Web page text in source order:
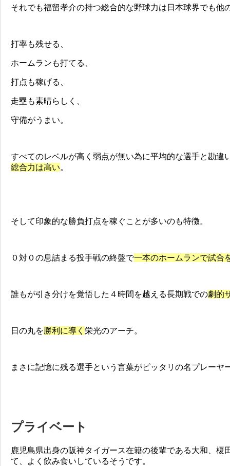
それでも福留孝介の持つ総合的な野球力は日本球界でも他
打率も残せる、
ホームランも打てる、
打点も稼げる、
走塁も素晴らしく、
守備がうまい。
すべてのレベルが高く弱点が無い為に平均的な選手と勘違
総合力は高い。
そして印象的な勝負打点を稼ぐことが多いのも特徴。
０対０の息詰まる投手戦の終盤で一本のホームランで試合
誰もが引き分けを覚悟した４時間を越える長期戦での劇的
日の丸を勝利に導く 栄光のアーチ。
まさに記憶に残る選手という言葉がピッタリの名プレーヤ
プライベート
鹿児島県出身の阪神タイガース在籍の後輩である大和、榎
て、よく飲み食いしているそうです。